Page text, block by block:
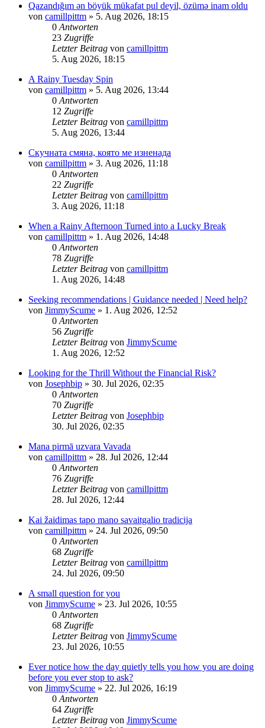
Qazandığım ən böyük mükafat pul deyil, özümə inam oldu
von camillpittm » 5. Aug 2026, 18:15
0Antworten
23 Zugriffe
Letzter Beitrag von camillpittm
5. Aug 2026, 18:15
A Rainy Tuesday Spin
von camillpittm » 5. Aug 2026, 13:44
0Antworten
12 Zugriffe
Letzter Beitrag von camillpittm
5. Aug 2026, 13:44
Скучната смяна, която ме изненада
von camillpittm » 3. Aug 2026, 11:18
0Antworten
22 Zugriffe
Letzter Beitrag von camillpittm
3. Aug 2026, 11:18
When a Rainy Afternoon Turned into a Lucky Break
von camillpittm » 1. Aug 2026, 14:48
0Antworten
78 Zugriffe
Letzter Beitrag von camillpittm
1. Aug 2026, 14:48
Seeking recommendations | Guidance needed | Need help?
von JimmyScume » 1. Aug 2026, 12:52
0Antworten
56 Zugriffe
Letzter Beitrag von JimmyScume
1. Aug 2026, 12:52
Looking for the Thrill Without the Financial Risk?
von Josephbip » 30. Jul 2026, 02:35
0Antworten
70 Zugriffe
Letzter Beitrag von Josephbip
30. Jul 2026, 02:35
Mana pirmā uzvara Vavada
von camillpittm » 28. Jul 2026, 12:44
0Antworten
76 Zugriffe
Letzter Beitrag von camillpittm
28. Jul 2026, 12:44
Kai žaidimas tapo mano savaitgalio tradicija
von camillpittm » 24. Jul 2026, 09:50
0Antworten
68 Zugriffe
Letzter Beitrag von camillpittm
24. Jul 2026, 09:50
A small question for you
von JimmyScume » 23. Jul 2026, 10:55
0Antworten
68 Zugriffe
Letzter Beitrag von JimmyScume
23. Jul 2026, 10:55
Ever notice how the day quietly tells you how you are doing
before you ever stop to ask?
von JimmyScume » 22. Jul 2026, 16:19
0Antworten
64 Zugriffe
Letzter Beitrag von JimmyScume